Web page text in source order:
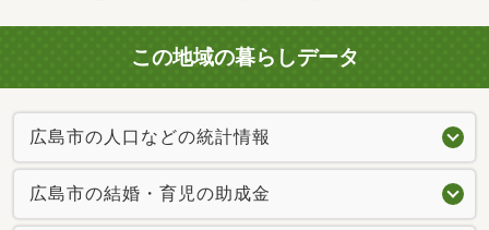
この地域の暮らしデータ
広島市の人口などの統計情報
広島市の結婚・育児の助成金